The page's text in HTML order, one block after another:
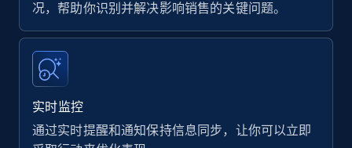
况，帮助你识别并解决影响销售的关键问题。
实时监控
通过实时提醒和通知保持信息同步，让你可以立即